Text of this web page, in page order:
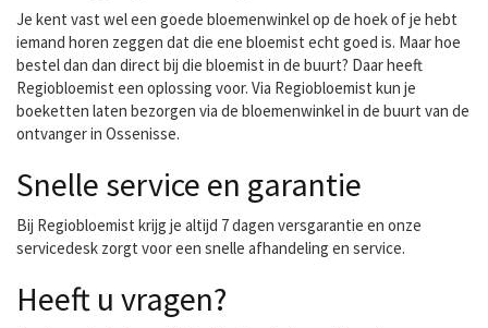
Je kent vast wel een goede bloemenwinkel op de hoek of je hebt
iemand horen zeggen dat die ene bloemist echt goed is. Maar hoe
bestel dan dan direct bij die bloemist in de buurt? Daar heeft
Regiobloemist een oplossing voor. Via Regiobloemist kun je
boeketten laten bezorgen via de bloemenwinkel in de buurt van de
ontvanger in Ossenisse.
Snelle service en garantie
Bij Regiobloemist krijg je altijd 7 dagen versgarantie en onze
servicedesk zorgt voor een snelle afhandeling en service.
Heeft u vragen?